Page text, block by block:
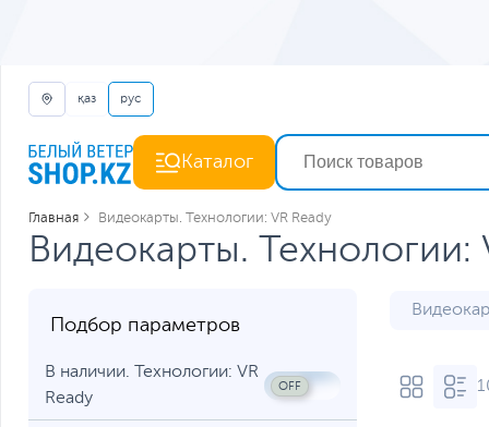
қаз рус
Каталог
Главная Видеокарты. Технологии: VR Ready
Видеокарты. Технологии:
Подбор параметров
В наличии. Технологии: VR
Ready
RX 6700